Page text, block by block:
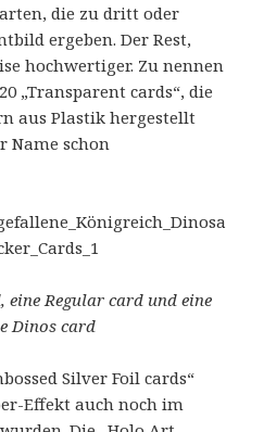
die zu dritt oder
ergeben. Der Rest,
hochwertiger. Zu nennen
„Transparent cards“, die
aus Plastik hergestellt
Name schon
eine Regular card und eine
Dinos card
Silver Foil cards“
Effekt auch noch im